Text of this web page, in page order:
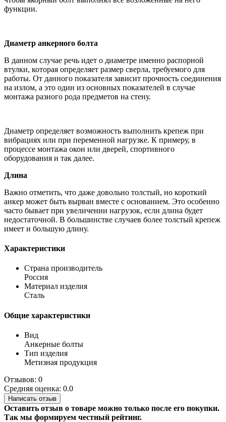
функции.
Диаметр анкерного болта
В данном случае речь идет о диаметре именно распорной
втулки, которая определяет размер сверла, требуемого для
работы. От данного показателя зависит прочность соединения
на излом, а это один из основных показателей в случае
монтажа разного рода предметов на стену.
Диаметр определяет возможность выполнить крепеж при
вибрациях или при переменной нагрузке. К примеру, в
процессе монтажа окон или дверей, спортивного
оборудования и так далее.
Длина
Важно отметить, что даже довольно толстый, но короткий
анкер может быть вырван вместе с основанием. Это особенно
часто бывает при увеличении нагрузок, если длина будет
недостаточной. В большинстве случаев более толстый крепеж
имеет и большую длину.
Характеристики
Страна производитель
Россия
Материал изделия
Сталь
Общие характеристики
Вид
Анкерные болты
Тип изделия
Метизная продукция
Отзывов: 0
Средняя оценка: 0.0
Написать отзыв
Оставить отзыв о товаре можно только после его покупки.
Так мы формируем честный рейтинг.